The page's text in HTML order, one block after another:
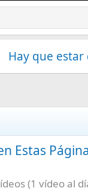
Hay que
Estas
(1 vídeo al